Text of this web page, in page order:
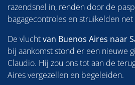
razendsnel in, renden door de
bagagecontroles en struikelden
De vluchtvan Buenos Aires naar
bij aankomst stond er een nieuwe
Claudio. Hij zou ons tot aan de
Aires vergezellen en begeleiden.